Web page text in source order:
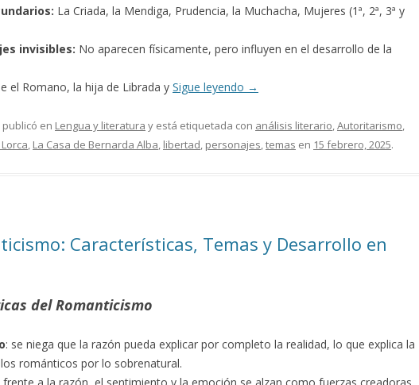
La Criada, la Mendiga, Prudencia, la Muchacha, Mujeres (1ª, 2ª, 3ª y
invisibles: No aparecen físicamente, pero influyen en el desarrollo de la
el Romano, la hija de Librada y Sigue leyendo →
en Lengua y literatura y está etiquetada con análisis literario,Autoritarismo,
, La Casa de Bernarda Alba, libertad, personajes,temas en 15 febrero, 2025.
Características, Temas y Desarrollo en
del Romanticismo
: se niega que la razón pueda explicar por completo la realidad, lo que explica la
románticos por lo sobrenatural.